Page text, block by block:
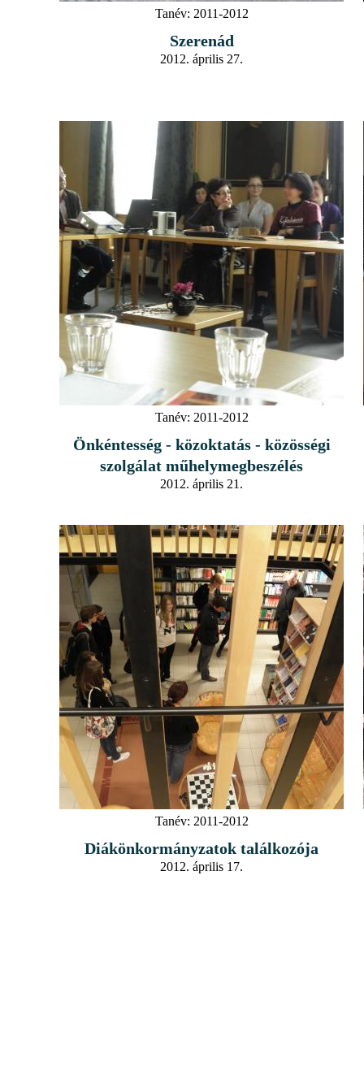
Tanév: 2011-2012
Szerenád
2012. április 27.
Tanév: 2011-2012
Önkéntesség - közoktatás - közösségi
szolgálat műhelymegbeszélés
2012. április 21.
Tanév: 2011-2012
Diákönkormányzatok találkozója
2012. április 17.